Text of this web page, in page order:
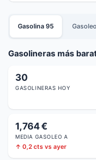
Gasolina 95
Gasolineras más
30
GASOLINERAS HOY
1,764 €
MEDIA GASOLEO A
↑ 0,2 cts vs ayer